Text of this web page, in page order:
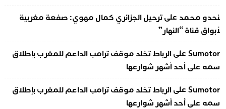
محمدعلىترحيل الجزائري كمال مهوي: صفعة مغربية
قناة “النهار”
علىالرباط تخلد موقف ترامب الداعم للمغرب بإطلاق
على أحد أشهر شوارعها
علىالرباط تخلد موقف ترامب الداعم للمغرب بإطلاق
على أحد أشهر شوارعها